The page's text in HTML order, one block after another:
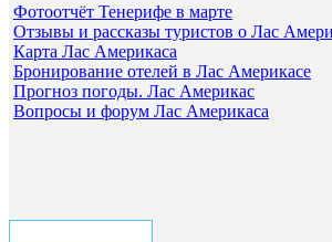
Фотоотчёт Тенерифе в марте
Отзывы и рассказы туристов о Лас
Карта Лас Америкаса
Бронирование отелей в Лас Америкасе
Прогноз погоды. Лас Америкас
Вопросы и форум Лас Америкаса